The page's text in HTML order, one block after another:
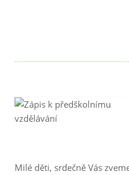
Milé děti, srdečně Vás